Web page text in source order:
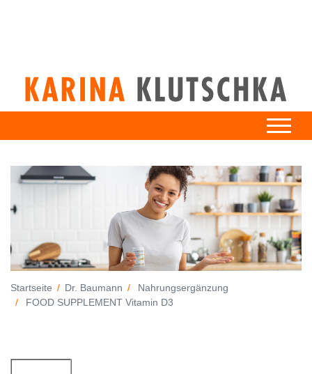
Startseite Dr. Baumann
Nahrungsergänzung
FOOD SUPPLEMENT Vitamin D3